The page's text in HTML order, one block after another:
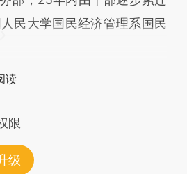
民大学国民经济管理系国民
读
限
级